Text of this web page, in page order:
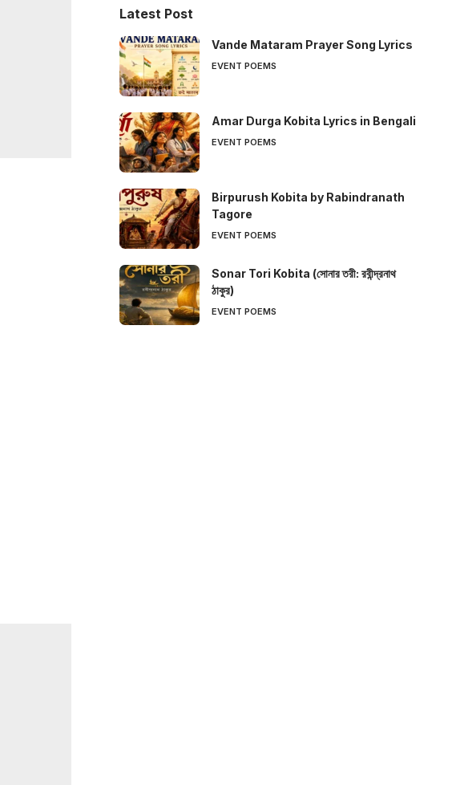
Latest Post
Vande Mataram Prayer Song Lyrics
EVENT POEMS
Amar Durga Kobita Lyrics in Bengali
EVENT POEMS
Birpurush Kobita by Rabindranath
Tagore
EVENT POEMS
Sonar Tori Kobita (সোনার তরী: রবীন্দ্রনাথ
ঠাকুর)
EVENT POEMS